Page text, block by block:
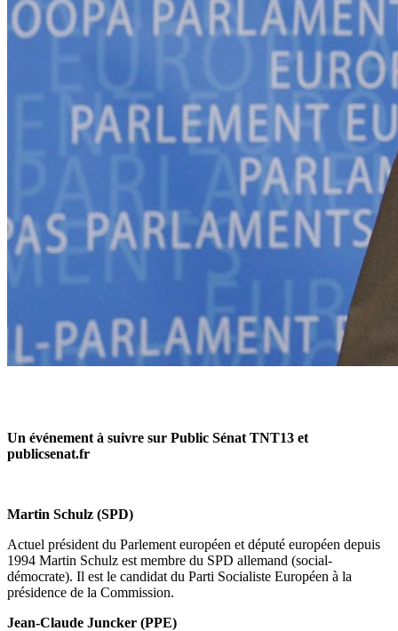
Un événement à suivre sur Public Sénat TNT13 et
publicsenat.fr
Martin Schulz (SPD)
Actuel président du Parlement européen et député européen depuis
1994 Martin Schulz est membre du SPD allemand (social-
démocrate). Il est le candidat du Parti Socialiste Européen à la
présidence de la Commission.
Jean-Claude Juncker (PPE)